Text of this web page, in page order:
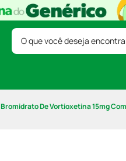
O que você deseja
Bromidrato De Vortioxetina 15mg